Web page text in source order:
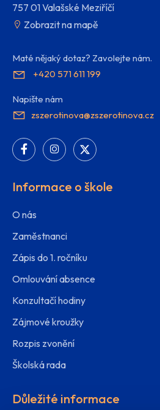
757 01 Valašské Meziříčí
Zobrazit na mapě
Maté nějaký dotaz? Zavolejte nám.
+420 571 611 199
Napište nám
zszerotinova@zszerotinova.cz
Informace o škole
O nás
Zaměstnanci
Zápis do 1. ročníku
Omlouvání absence
Konzultačí hodiny
Zájmové kroužky
Rozpis zvonění
Školská rada
Důležité informace